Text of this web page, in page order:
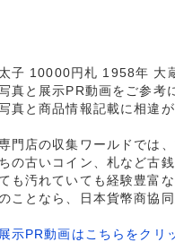
子 10000円札 1958年 大
真と展示PR動画をご参考
真と商品情報記載に相違
門店の収集ワールドでは
の古いコイン、札など古
も汚れていても経験豊富
ことなら、日本貨幣商協
示PR動画はこちらをク